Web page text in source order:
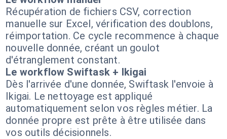
Récupération de fichiers CSV, correction
manuelle sur Excel, vérification des doublons,
réimportation. Ce cycle recommence à chaque
nouvelle donnée, créant un goulot
d'étranglement constant.
Le workflow Swiftask + Ikigai
Dès l'arrivée d'une donnée, Swiftask l'envoie à
Ikigai. Le nettoyage est appliqué
automatiquement selon vos règles métier. La
donnée propre est prête à être utilisée dans
vos outils décisionnels.